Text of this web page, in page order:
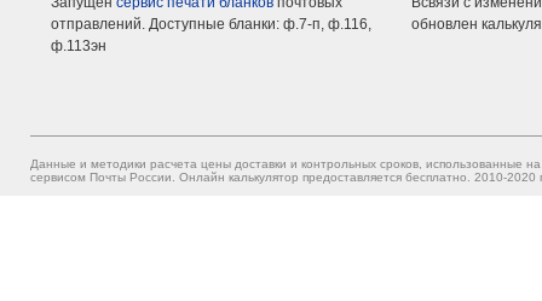
отправлений. Доступные бланки: ф.7-п, ф.116,
ф.113эн
обновлен
Данные и методики расчета цены доставки и контрольных сроков, использованные
сервисом Почты России. Онлайн калькулятор предоставляется бесплатно. 2010-2020